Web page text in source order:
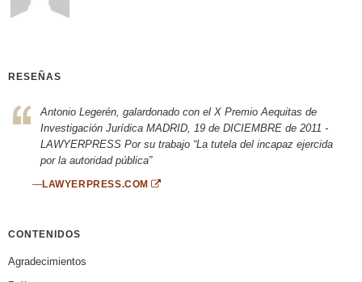
RESEÑAS
Antonio Legerén, galardonado con el X Premio Aequitas de
Investigación Jurídica MADRID, 19 de DICIEMBRE de 2011 -
LAWYERPRESS Por su trabajo “La tutela del incapaz ejercida
por la autoridad pública”
—LAWYERPRESS.COM
CONTENIDOS
Agradecimientos